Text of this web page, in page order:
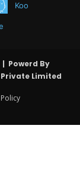
Koo
Powerd By
Limited